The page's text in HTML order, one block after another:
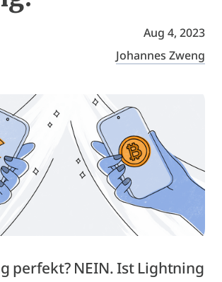
Aug 4, 2023
Johannes Zweng
perfekt? NEIN. Ist Lightning